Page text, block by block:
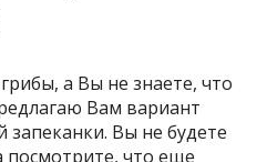
а Вы не знаете, что
Вам вариант
запеканки. Вы не будете
посмотрите, что еще